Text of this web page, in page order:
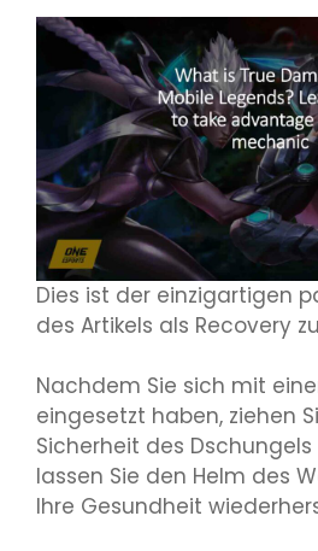
Dies ist der einzigartigen
des Artikels als Recovery
Nachdem Sie sich mit
eingesetzt haben, ziehen
Sicherheit des
lassen Sie den Helm des
Ihre Gesundheit